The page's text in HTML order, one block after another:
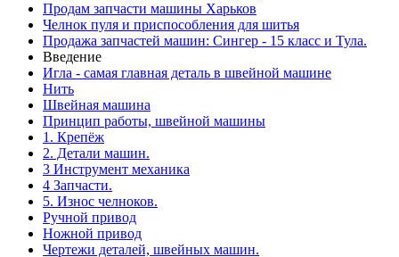
Продам запчасти машины Харьков
Челнок пуля и приспособления для шитья
Продажа запчастей машин: Сингер - 15 класс и Тула.
Введение
Игла - самая главная деталь в швейной машине
Нить
Швейная машина
Принцип работы, швейной машины
1. Крепёж
2. Детали машин.
3 Инструмент механика
4 Запчасти.
5. Износ челноков.
Ручной привод
Ножной привод
Чертежи деталей, швейных машин.